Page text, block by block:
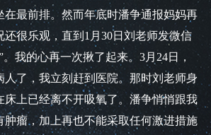
在最前排。然而年底时潘争通报妈妈再
还很乐观，直到1月30日刘老师发微信
我的心再一次揪了起来。3月24日，
人了，我立刻赶到医院。那时刘老师身
床上已经离不开吸氧了。潘争悄悄跟我
肿瘤，加上再也不能采取任何激进措施